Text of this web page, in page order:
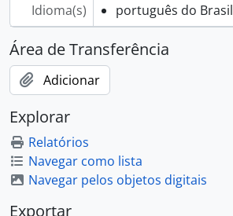
Idioma(s) português do Brasil
Área de Transferência
Adicionar
Explorar
Relatórios
Navegar como lista
Navegar pelos objetos digitais
Exportar